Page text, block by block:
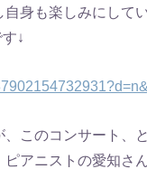
身も楽しみにして
↓
このコンサート、
アニストの愛知さ